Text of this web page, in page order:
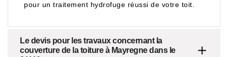
pour un traitement hydrofuge réussi de votre toit.
Le devis pour les travaux concernant la
couverture de la toiture à Mayregne dans le